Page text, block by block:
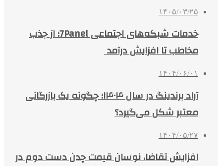
۱۴۰۵/۰۳/۲۵
خدمات شبکه‌های اجتماعی 7Panel؛ از جذب
مخاطب تا افزایش درآمد
۱۴۰۴/۰۶/۰۱
آراد برندینگ در سال ۱۴۰۴؛ چگونه یک بازرگانی
معتبر شکل می‌گیرد؟
۱۴۰۴/۰۵/۲۷
افزایش تقاضا، نوسان قیمت چدن دست دوم در